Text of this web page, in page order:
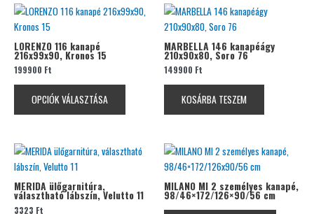
termékoldalon
választhatók
LORENZO 116 kanapé
216x99x90, Kronos 15
199900 Ft
OPCIÓK VÁLASZTÁSA
Ennek
van.
változatok
termékoldalon
választhatók
MARBELLA 146 kanapéágy
210x90x80, Soro 76
149900 Ft
KOSÁRBA TESZEM
MERIDA ülőgarnitúra,
választható lábszín, Velutto 11
3323 Ft
Ennek
több
MILANO MI 2 személyes kanapé,
98/46×172/126×90/56 cm